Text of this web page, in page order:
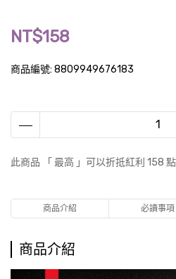
NT$158
商品編號: 8809949676183
此商品 「 最高 」可以折抵紅利 158
商品介紹 必讀事項
商品介紹